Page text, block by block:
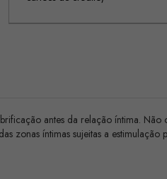
antes da relação íntima.
zonas íntimas sujeitas a